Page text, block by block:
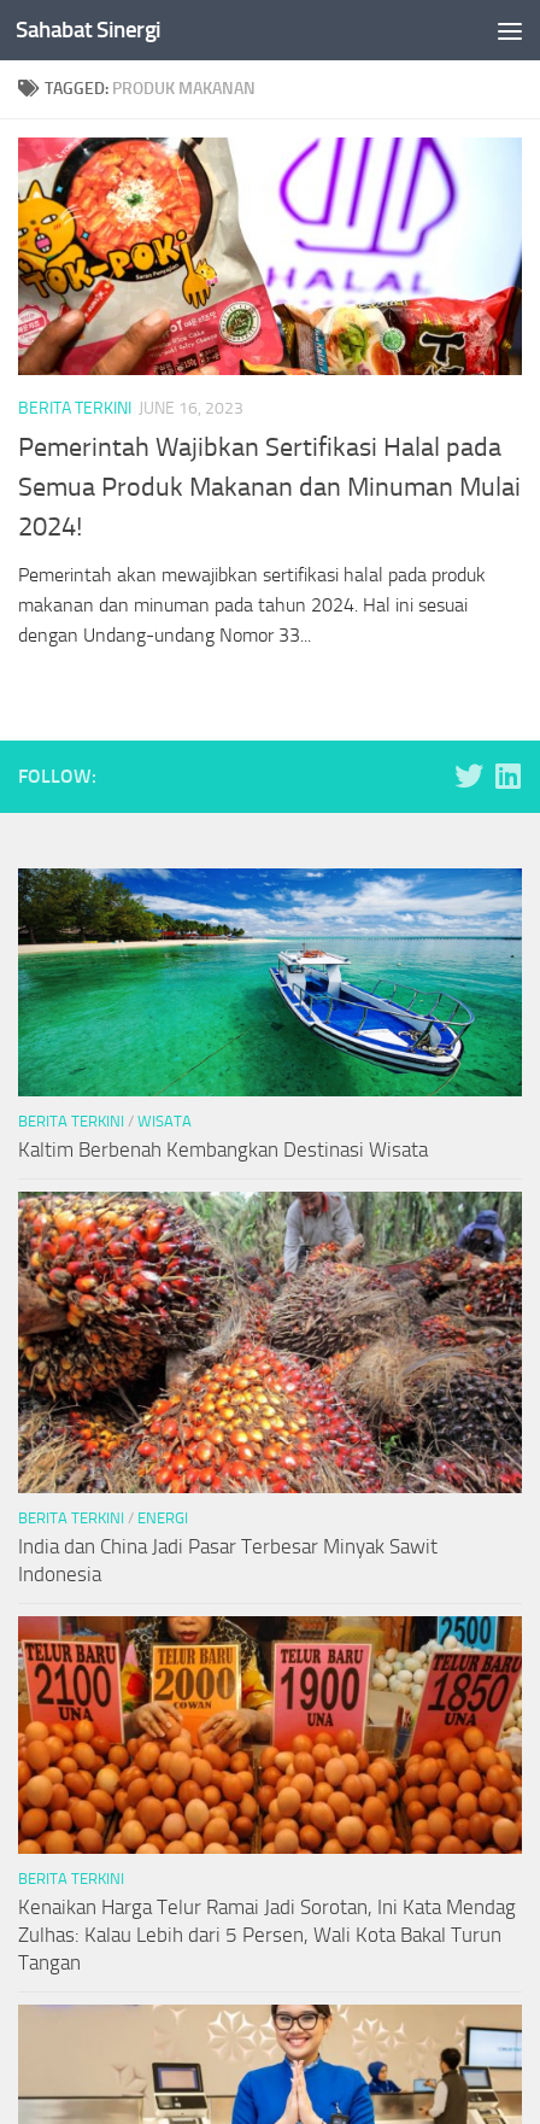
Skip to content
Sahabat Sinergi
TAGGED: PRODUK MAKANAN
BERITA TERKINI JUNE 16, 2023
Pemerintah Wajibkan Sertifikasi Halal pada
Semua Produk Makanan dan Minuman Mulai
2024!
Pemerintah akan mewajibkan sertifikasi halal pada produk
makanan dan minuman pada tahun 2024. Hal ini sesuai
dengan Undang-undang Nomor 33...
FOLLOW:
BERITA TERKINI / WISATA
Kaltim Berbenah Kembangkan Destinasi Wisata
BERITA TERKINI / ENERGI
India dan China Jadi Pasar Terbesar Minyak Sawit
Indonesia
BERITA TERKINI
Kenaikan Harga Telur Ramai Jadi Sorotan, Ini Kata Mendag
Zulhas: Kalau Lebih dari 5 Persen, Wali Kota Bakal Turun
Tangan